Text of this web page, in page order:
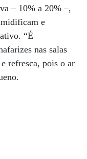
– 10% a 20% –,
e
“É
nas salas
refresca, pois o ar